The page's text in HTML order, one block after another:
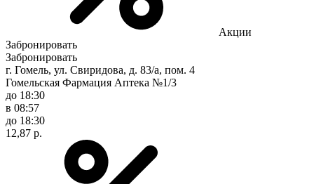
Акции
Забронировать
Забронировать
г. Гомель, ул. Свиридова, д. 83/а, пом. 4
Гомельская Фармация Аптека №1/3
до 18:30
в 08:57
до 18:30
12,87 р.